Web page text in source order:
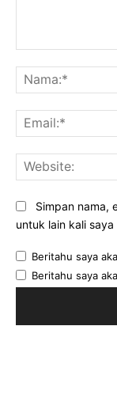
Simpan nama,
untuk lain kali
Beritahu saya
Beritahu saya